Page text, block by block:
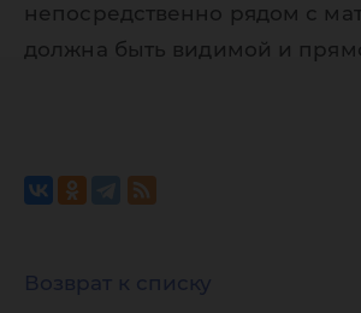
непосредственно рядом с
должна быть видимой и
Возврат к списку